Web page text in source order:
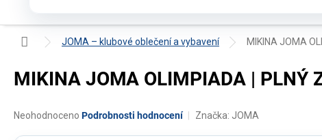
Domů JOMA – klubové oblečení a vybavení MIKINA JOMA
MIKINA JOMA OLIMPIADA | PLNÝ
Průměrné
Neohodnoceno Podrobnosti hodnocení Značka: JOMA